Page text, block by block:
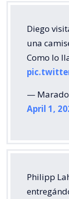
Diego
una
Como lo
—
April 1,
Philipp